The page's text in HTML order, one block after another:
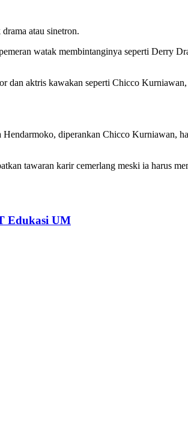
atau sinetron.
watak membintanginya seperti Derry
dan aktris kawakan seperti Chicco
Hendarmoko, diperankan Chicco Kurniawan,
tawaran karir cemerlang meski ia harus
Edukasi UM